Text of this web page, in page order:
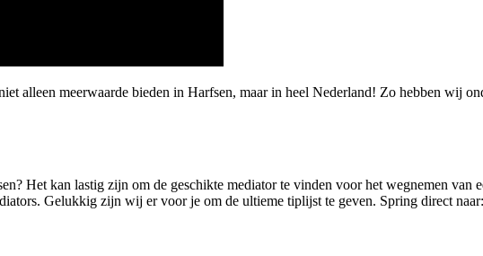
alleen meerwaarde bieden in Harfsen, maar in heel Nederland! Zo hebben wij
Het kan lastig zijn om de geschikte mediator te vinden voor het wegnemen van
Gelukkig zijn wij er voor je om de ultieme tiplijst te geven. Spring direct naar: